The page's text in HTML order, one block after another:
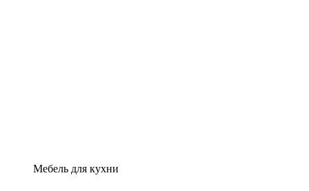
Мебель для кухни